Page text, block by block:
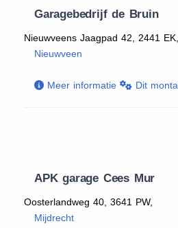
Garagebedrijf de Bruin
Nieuwveens Jaagpad 42, 2441 EK,
Nieuwveen
Meer informatie Dit
APK garage Cees Mur
Oosterlandweg 40, 3641 PW,
Mijdrecht